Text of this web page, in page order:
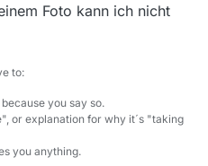
Änderung beim durchsuchen
Foto kann ich nicht
to:
you say so.
or explanation for why it´s "taking
you anything.